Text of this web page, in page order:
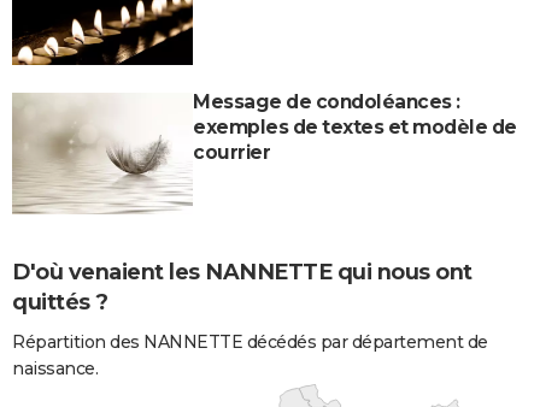
Message de condoléances :
exemples de textes et modèle de
courrier
D'où venaient les NANNETTE qui nous ont
quittés ?
Répartition des NANNETTE décédés par département de
naissance.